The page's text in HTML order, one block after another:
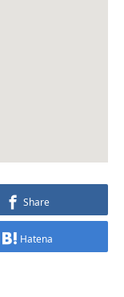
Share
Hatena